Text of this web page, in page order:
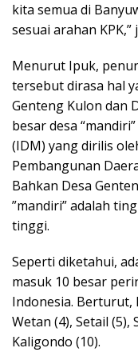
kita semua di
sesuai arahan KPK,”
Menurut Ipuk,
tersebut dirasa hal
Genteng Kulon dan
besar desa
(IDM) yang dirilis
Pembangunan
Bahkan Desa
”mandiri” adalah
tinggi.
Seperti diketahui,
masuk 10 besar
Indonesia. Berturut,
Wetan (4), Setail (5),
Kaligondo (10).